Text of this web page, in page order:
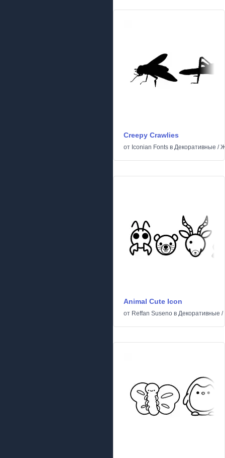
Creepy Crawlies
от Iconian Fonts в Декоративные /
Animal Cute Icon
от Reffan Suseno в Декоративные /